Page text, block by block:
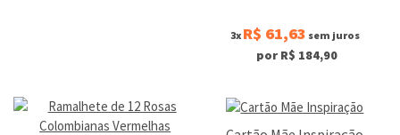
3x R$ 61,63 sem juros
por R$ 184,90